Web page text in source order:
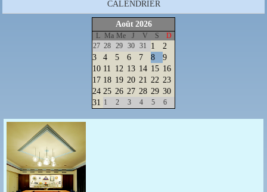
CALENDRIER
Août 2026
L Ma Me J V S
D
27 28 29 30 31 1
2
3
4 5 6 7 8
9
10 11 12 13 14 15 16
17 18 19 20 21 22 23
24 25 26 27 28 29 30
31 1 2 3 4 5 6